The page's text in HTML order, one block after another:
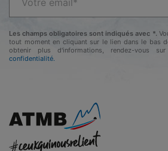
Les champs obligatoires sont indiqués avec *.
tout moment en cliquant sur le lien dans le bas
obtenir plus d'informations, rendez-vous
confidentialité.